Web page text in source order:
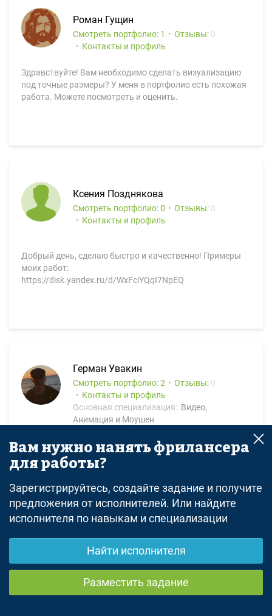
Роман Гущин
Смотреть портфолио: 1 Отзывы: 0
Контакты и профиль
Здравствуйте! Вам необходимо сделать визуализацию
под точные размеры? У меня в портфолио есть похожая
работа. Можете посмотреть и оценить.
Ксения Позднякова
Смотреть портфолио: 0 Отзывы: 0
Контакты и профиль
Добрый день, сделаю быстро и качественно! Примеры
моих работ:
https://disk.yandex.ru/d/WxFciYQqI7NpEQ
Герман Увакин
Смотреть портфолио: 2 Отзывы: 0
Контакты и профиль
Основная специализация: Видео,
Анимация и Моушен
обсудить в телеграмм или созвониться для уточнения
деталей.
Пример моих работ:
https://disk.yandex.ru/d/XNAtWsIVhILkXQ
Артем G
Смотреть портфолио: 10 Отзывы:0
Контакты и профиль
Основная специализация:3D и
Вам нужно нанять фрилансера
для работы?
Зарегистрируйтесь, создайте задание и получите
предложения от исполнителей. Или найдите
исполнителя по навыкам и специализации
Найти исполнителя
Разместить задание